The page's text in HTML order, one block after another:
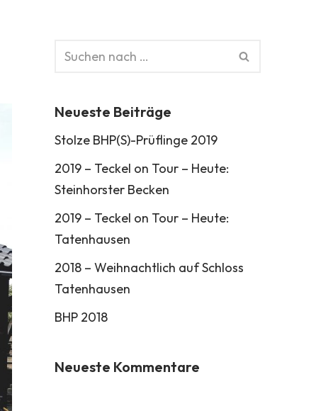
Neueste Beiträge
Stolze BHP(S)-Prüflinge 2019
2019 – Teckel on Tour – Heute:
Steinhorster Becken
2019 – Teckel on Tour – Heute:
Tatenhausen
2018 – Weihnachtlich auf Schloss
Tatenhausen
BHP 2018
Neueste Kommentare